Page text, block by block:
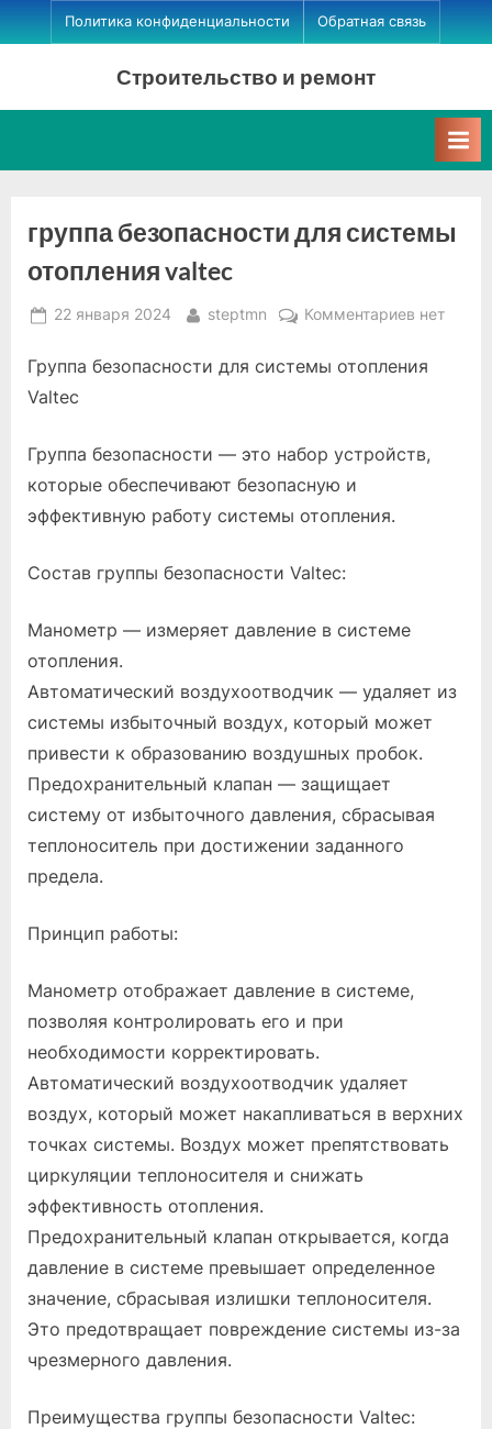
Skip
to
Политика конфиденциальности Обратная связь
Строительство и ремонт
группа безопасности для системы
отопления valtec
Posted
22 января 2024 By
steptmn Комментариевк
группа
отопления
нет
Группа безопасности для системы отопления
Valtec
Группа безопасности — это набор устройств,
которые обеспечивают безопасную и
эффективную работу системы отопления.
Состав группы безопасности Valtec:
Манометр — измеряет давление в системе
отопления.
Автоматический воздухоотводчик — удаляет из
системы избыточный воздух, который может
привести к образованию воздушных пробок.
Предохранительный клапан — защищает
систему от избыточного давления, сбрасывая
теплоноситель при достижении заданного
предела.
Принцип работы:
Манометр отображает давление в системе,
позволяя контролировать его и при
необходимости корректировать.
Автоматический воздухоотводчик удаляет
воздух, который может накапливаться в верхних
точках системы. Воздух может препятствовать
циркуляции теплоносителя и снижать
эффективность отопления.
Предохранительный клапан открывается, когда
давление в системе превышает определенное
значение, сбрасывая излишки теплоносителя.
Это предотвращает повреждение системы из-за
чрезмерного давления.
Преимущества группы безопасности Valtec: